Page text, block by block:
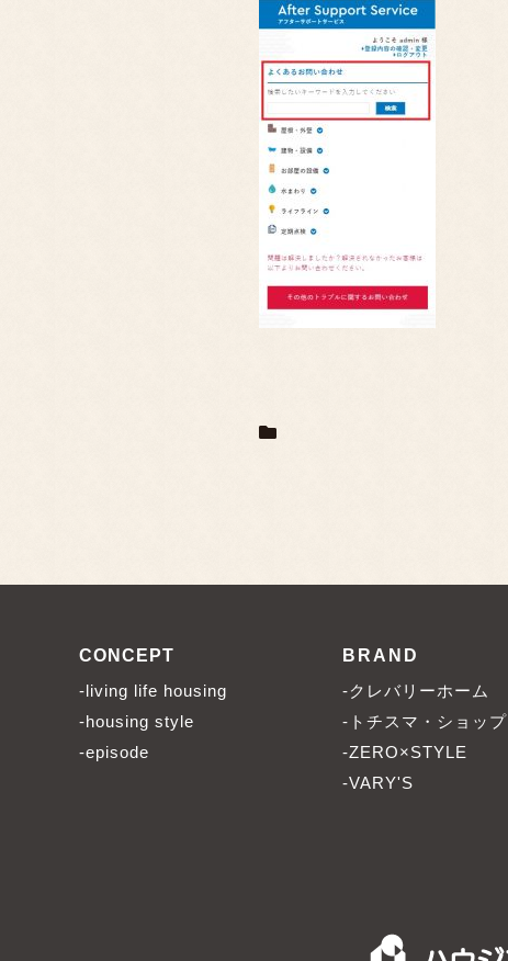
CONCEPT
-living life housing
-housing style
-episode
BRAND
-クレバリーホーム
-トチスマ・ショップ
-ZERO×STYLE
-VARY'S